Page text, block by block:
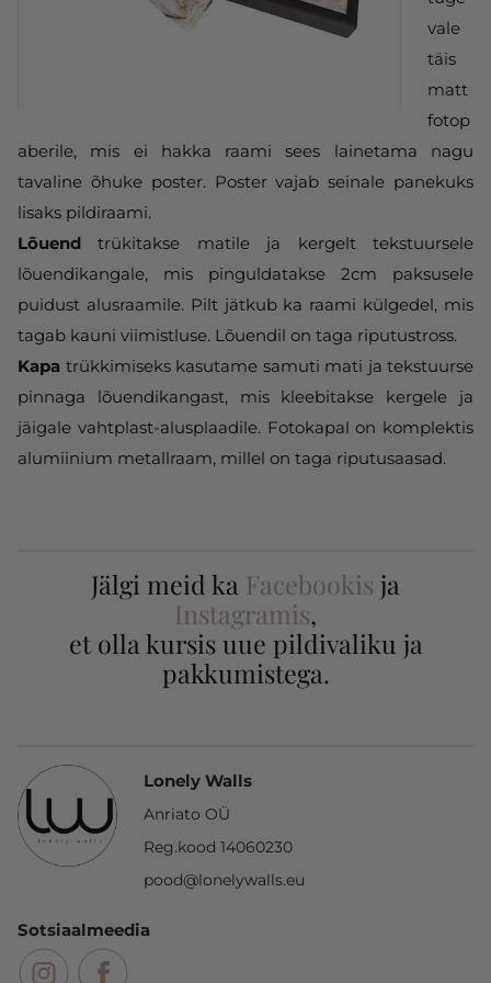
vale
täis
matt
fotop
aberile, mis ei hakka raami sees lainetama nagu
tavaline õhuke poster. Poster vajab seinale panekuks
lisaks pildiraami.
Lõuend trükitakse matile ja kergelt tekstuursele
lõuendikangale, mis pinguldatakse 2cm paksusele
puidust alusraamile. Pilt jätkub ka raami külgedel, mis
tagab kauni viimistluse. Lõuendil on taga riputustross.
Kapa trükkimiseks kasutame samuti mati ja tekstuurse
pinnaga lõuendikangast, mis kleebitakse kergele ja
jäigale vahtplast-alusplaadile. Fotokapal on komplektis
alumiinium metallraam, millel on taga riputusaasad.
Jälgi meid ka Facebookis ja
Instagramis,
et olla kursis uue pildivaliku ja
pakkumistega.
Lonely Walls
Anriato OÜ
Reg.kood 14060230
pood@lonelywalls.eu
Sotsiaalmeedia